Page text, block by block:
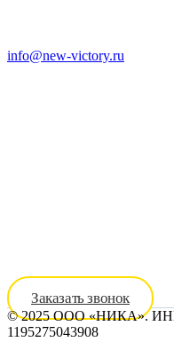
info@new-victory.ru
Заказать звонок
© 2025 ООО «НИКА».
1195275043908